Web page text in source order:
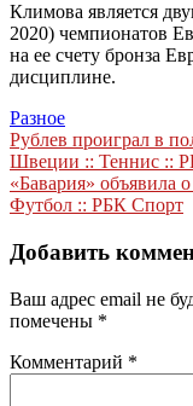
Климова является
2020) чемпионатов
на ее счету бронза
дисциплине.
Разное
Навигация
по
записям
Рублев проиграл в
Швеции :: Теннис ::
«Бавария» объявила
Футбол :: РБК Спорт
Добавить
Ваш адрес email не
помечены *
Комментарий *